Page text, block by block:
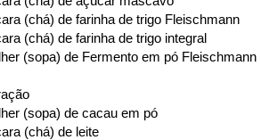
(chá) de farinha de trigo Fleischmann
(chá) de farinha de trigo integral
(sopa) de Fermento em pó Fleischmann
(sopa) de cacau em pó
(chá) de leite